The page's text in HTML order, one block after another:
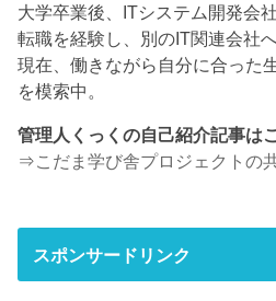
大学卒業後、ITシステム開発会社
転職を経験し、別のIT関連会社へ
現在、働きながら自分に合った
を模索中。
管理人くっくの自己紹介記事は
⇒こだま学び舎プロジェクトの
スポンサードリンク